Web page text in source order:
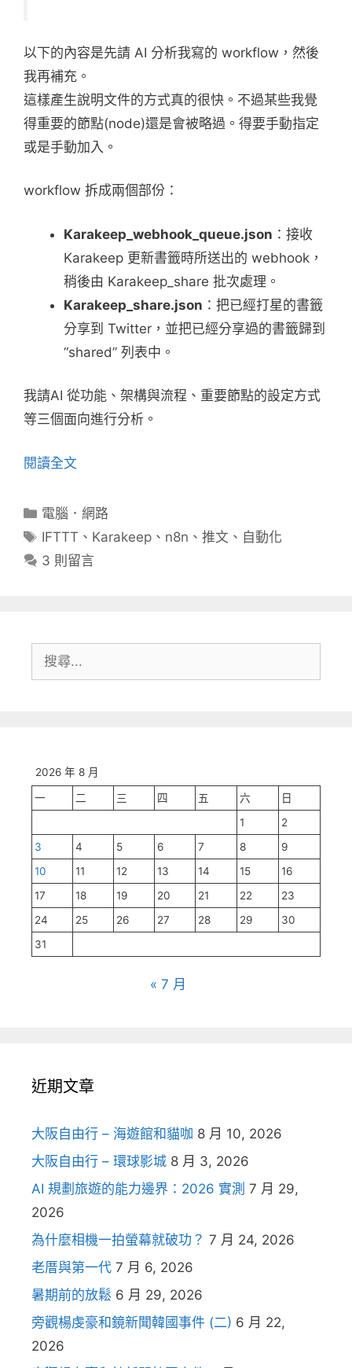
以下的內容是先請 AI 分析我寫的 workflow，然後
我再補充。
這樣產生說明文件的方式真的很快。不過某些我覺
得重要的節點(node)還是會被略過。得要手動指定
或是手動加入。
workflow 拆成兩個部份：
Karakeep_webhook_queue.json ：接收
Karakeep 更新書籤時所送出的 webhook，
稍後由 Karakeep_share 批次處理。
Karakeep_share.json ：把已經打星的書籤
分享到 Twitter，並把已經分享過的書籤歸到
“shared” 列表中。
我請AI 從功能、架構與流程、重要節點的設定方式
等三個面向進行分析。
閱讀全文
分
類
電腦．網路
標
籤
IFTTT 、 Karakeep 、 n8n 、推文 、 自動化
3 則留言
尋:
2026 年 8 月
一 二 三 四 五 六
日
1
2
3
4 5 6 7 8
9
10
11 12 13 14 15
16
17
18 19 20 21 22
23
24
25 26 27 28 29
30
31
« 7 月
近期文章
大阪自由行 – 海遊館和貓咖 8 月 10, 2026
大阪自由行 – 環球影城 8 月 3, 2026
AI 規劃旅遊的能力邊界：2026 實測 7 月 29,
2026
為什麼相機一拍螢幕就破功？ 7 月 24, 2026
老厝與第一代 7 月 6, 2026
暑期前的放鬆 6 月 29, 2026
旁觀楊虔豪和鏡新聞韓國事件 (二) 6 月 22,
2026